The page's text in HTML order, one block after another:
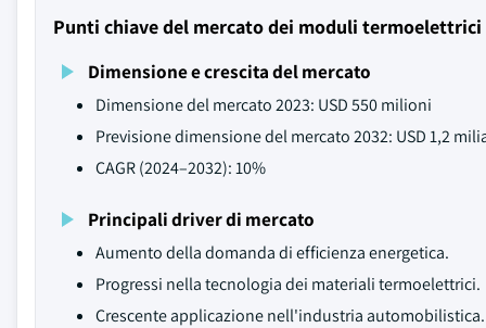
Punti chiave del mercato dei moduli termoelettrici
Dimensione e crescita del mercato
Dimensione del mercato 2023: USD 550 milioni
Previsione dimensione del mercato 2032: USD 1,2
CAGR (2024–2032): 10%
Principali driver di mercato
Aumento della domanda di efficienza energetica.
Progressi nella tecnologia dei materiali termoelettrici.
Crescente applicazione nell'industria automobilistica.